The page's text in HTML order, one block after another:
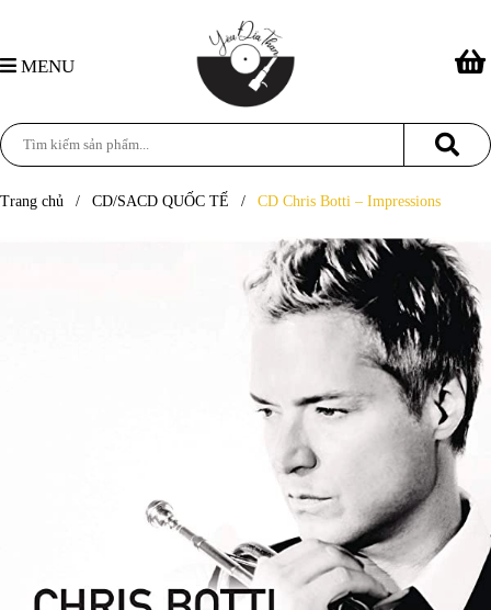
MENU
Trang chủ / CD/SACD QUỐC TẾ / CD Chris Botti – Impressions